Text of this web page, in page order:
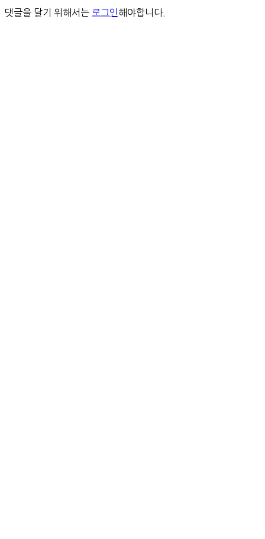
댓글을 달기 위해서는 로그인 해야합니다.